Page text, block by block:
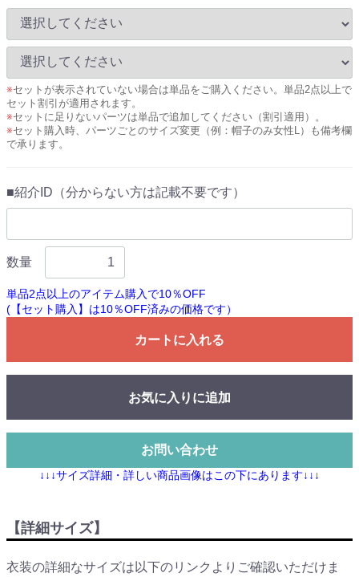
※セットが表示されていない場合は単品をご購入ください。単品2点以上で
セット割引が適用されます。
※セットに足りないパーツは単品で追加してください（割引適用）。
※セット購入時、パーツごとのサイズ変更（例：帽子のみ女性L）も備考欄
で承ります。
■紹介ID（分からない方は記載不要です）
数量
単品2点以上のアイテム購入で10％OFF
(【セット購入】は10％OFF済みの価格です）
カートに入れる
お気に入りに追加
お問い合わせ
↓↓↓サイズ詳細・詳しい商品画像はこの下にあります↓↓↓
【詳細サイズ】
衣装の詳細なサイズは以下のリンクよりご確認いただけま